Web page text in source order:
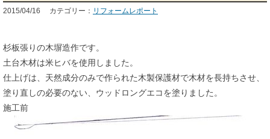
2015/04/16 カテゴリー： リフォームレポート
杉板張りの木塀造作です。
土台木材は米ヒバを使用しました。
仕上げは、天然成分のみで作られた木製保護材で木材を長持ちさせ、
塗り直しの必要のない、ウッドロングエコを塗りました。
施工前